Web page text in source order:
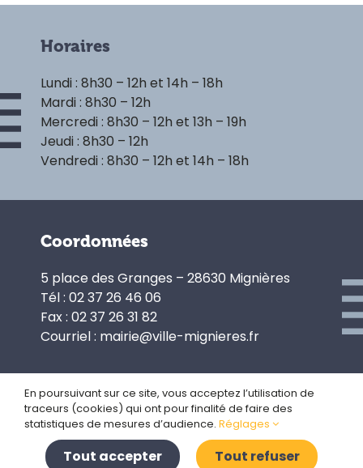
Horaires
Lundi : 8h30 – 12h et 14h – 18h
Mardi : 8h30 – 12h
Mercredi : 8h30 – 12h et 13h – 19h
Jeudi : 8h30 – 12h
Vendredi : 8h30 – 12h et 14h – 18h
Coordonnées
5 place des Granges – 28630 Mignières
Tél : 02 37 26 46 06
Fax : 02 37 26 31 82
Courriel : mairie@ville-mignieres.fr
Politique de confidentialité
Gestion des cookies
Plan du site
En poursuivant sur ce site, vous acceptez l’utilisation de
traceurs (cookies) qui ont pour finalité de faire des
statistiques de mesures d’audience. Réglages
Tout accepter Tout refuser